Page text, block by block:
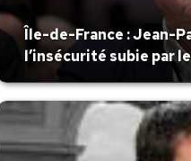
Île-de-France : Jean-
l’insécurité subie par